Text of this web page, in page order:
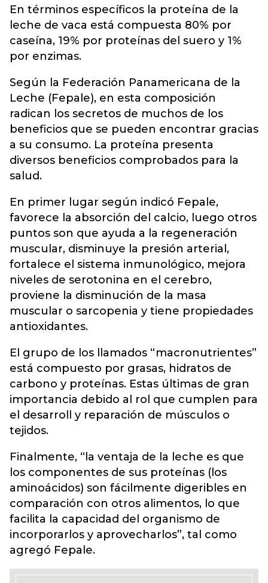
En términos específicos la proteína de la
leche de vaca está compuesta 80% por
caseína, 19% por proteínas del suero y 1%
por enzimas.
Según la Federación Panamericana de la
Leche (Fepale), en esta composición
radican los secretos de muchos de los
beneficios que se pueden encontrar gracias
a su consumo. La proteína presenta
diversos beneficios comprobados para la
salud.
En primer lugar según indicó Fepale,
favorece la absorción del calcio, luego otros
puntos son que ayuda a la regeneración
muscular, disminuye la presión arterial,
fortalece el sistema inmunológico, mejora
niveles de serotonina en el cerebro,
proviene la disminución de la masa
muscular o sarcopenia y tiene propiedades
antioxidantes.
El grupo de los llamados “macronutrientes”
está compuesto por grasas, hidratos de
carbono y proteínas. Estas últimas de gran
importancia debido al rol que cumplen para
el desarroll y reparación de músculos o
tejidos.
Finalmente, “la ventaja de la leche es que
los componentes de sus proteínas (los
aminoácidos) son fácilmente digeribles en
comparación con otros alimentos, lo que
facilita la capacidad del organismo de
incorporarlos y aprovecharlos”, tal como
agregó Fepale.